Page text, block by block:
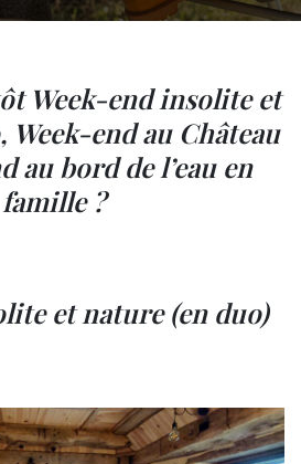
Week-end insolite et
Week-end au Château
au bord de l’eau en
famille ?
et nature (en duo)